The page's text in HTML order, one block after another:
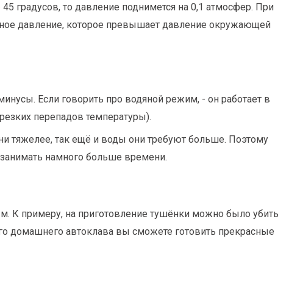
градусов, то давление поднимется на 0,1 атмосфер. При
давление, которое превышает давление окружающей
Если говорить про водяной режим, - он работает в
перепадов температуры).
тяжелее, так ещё и воды они требуют больше. Поэтому
намного больше времени.
К примеру, на приготовление тушёнки можно было убить
домашнего автоклава вы сможете готовить прекрасные